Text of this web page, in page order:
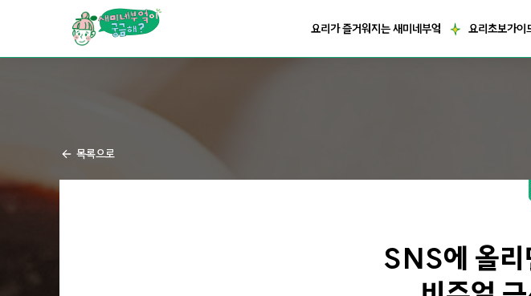
요리가
요리가 즐거워지는 새미네부엌 요리초보가이
목록으로
SNS에 올리